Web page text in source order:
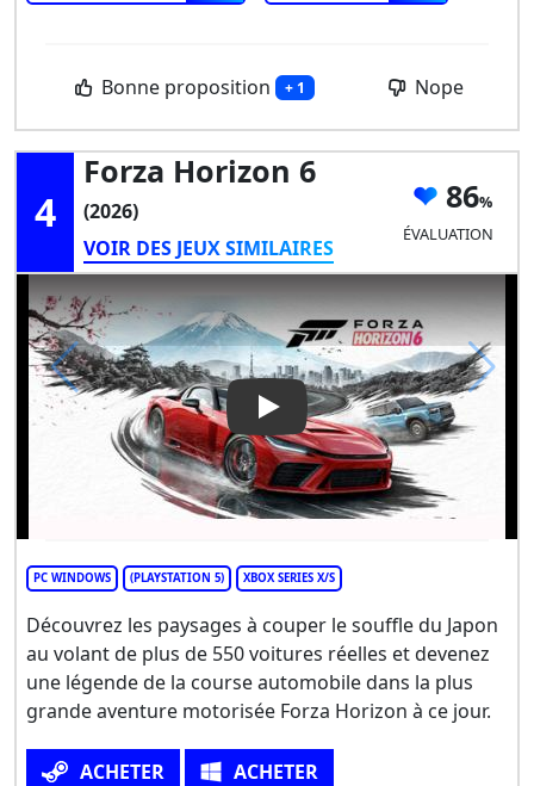
Bonne proposition + 1 Nope
4
Forza Horizon 6
(2026)
VOIR DES JEUX SIMILAIRES
86
ÉVALUATION
Play Video: Forza Horizon 6
PC WINDOWS (PLAYSTATION 5) XBOX SERIES X/S
Découvrez les paysages à couper le souffle du Japon
au volant de plus de 550 voitures réelles et devenez
une légende de la course automobile dans la plus
grande aventure motorisée Forza Horizon à ce jour.
ACHETER ACHETER